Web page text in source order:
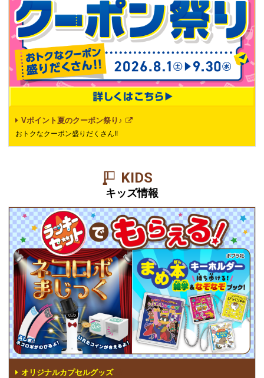
Vポイント夏のクーポン祭り♪
おトクなクーポン盛りだくさん!!
KIDS
キッズ情報
オリジナルカプセルグッズ